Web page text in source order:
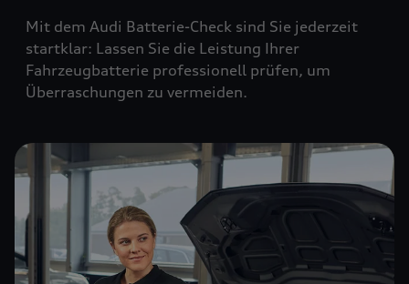
Mit dem Audi Batterie-Check sind Sie jederzeit
startklar: Lassen Sie die Leistung Ihrer
Fahrzeugbatterie professionell prüfen, um
Überraschungen zu vermeiden.